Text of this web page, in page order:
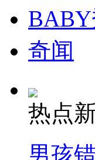
纽约上演“枕头
奇闻
热点
男孩